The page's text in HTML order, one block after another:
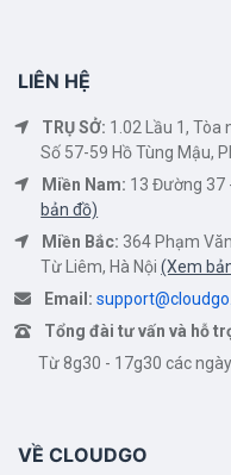
LIÊN HỆ
TRỤ SỞ: 1.02 Lầu 1, Tòa
Số 57-59 Hồ Tùng Mậu,
Miền Nam: 13 Đường 37
bản đồ)
Miền Bắc: 364 Phạm
Từ Liêm, Hà Nội(Xem
Email:
Tổng đài tư vấn và hỗ
Từ 8g30 - 17g30 các
VỀ CLOUDGO